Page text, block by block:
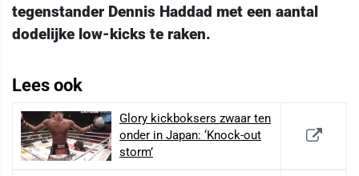
tegenstander Dennis Haddad met een aantal
dodelijke low-kicks te raken.
Lees ook
Glory kickboksers zwaar ten
onder in Japan: ‘Knock-out
storm’